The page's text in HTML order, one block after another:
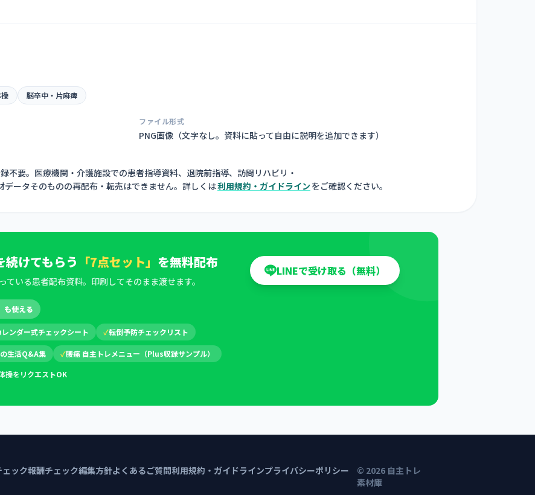
脳卒中・片麻痺
ファイル形式
PNG画像（文字なし。資料に貼って自由に説明を追加できます）
不要。医療機関・介護施設での患者指導資料、退院前指導、訪問リハビリ・
ータそのものの再配布・転売はできません。詳しくは利用規約・ガイドライン をご確認ください。
けてもらう 「7点セット」 を無料配布
ている患者配布資料。印刷してそのまま渡せます。
LINEで受け取る（無料）
も使える
レンダー式チェックシート ✓転倒予防チェックリスト
生活Q&A集 ✓腰痛 自主トレメニュー（Plus収録サンプル）
操をリクエストOK
ック報酬チェック編集方針よくあるご質問利用規約・ガイドラインプライバシーポリシー
© 2026自主トレ
素材庫